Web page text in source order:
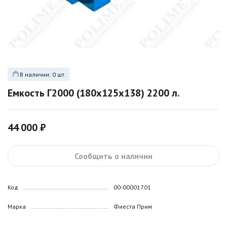
В наличии: 0 шт.
Емкость Г2000 (180х125х138) 2200 л.
44 000 ₽
Сообщить о наличии
Код
Марка
00-00001701
Фиеста Прим